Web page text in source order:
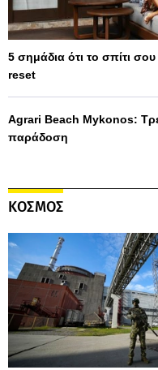
5 σημάδια ότι το σπίτι
reset
Agrari Beach Mykonos:
παράδοση
ΚΟΣΜΟΣ